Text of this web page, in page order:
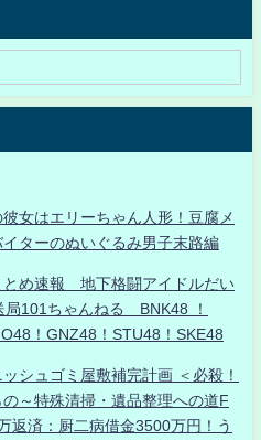
女はエリーちゃん人形！豆腐メ
ターのぬいぐるみ男子末路編
め速報 地下格闘アイドルだい
101ちゃんねる BNK48 ！
！GNZ48！STU48！SKE48
シュゴミ屋敷補完計画 ＜必殺！
～特殊清掃・遺品整理への道F
返済：厨二病借金3500万円！う